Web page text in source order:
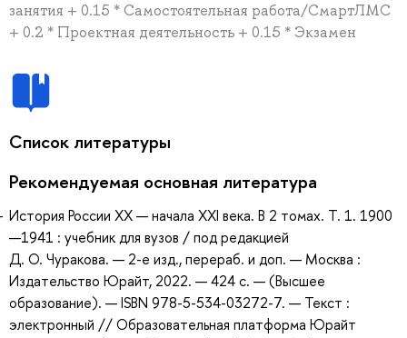
занятия + 0.15 * Самостоятельная работа/СмартЛМС
+ 0.2 * Проектная деятельность + 0.15 * Экзамен
Список литературы
Рекомендуемая основная литература
История России XX — начала XXI века. В 2 томах. Т. 1. 1900
—1941 : учебник для вузов / под редакцией
Д. О. Чуракова. — 2-е изд., перераб. и доп. — Москва :
Издательство Юрайт, 2022. — 424 с. — (Высшее
образование). — ISBN 978-5-534-03272-7. — Текст :
электронный // Образовательная платформа Юрайт